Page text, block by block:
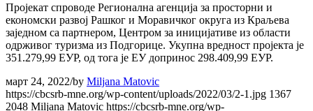
Пројекат спроводе Регионална агенција за просторни и
економски развој Рашког и Моравичког округа из Краљева
заједном са партнером, Центром за иницијативе из области
одрживог туризма из Подгорице. Укупна вредност пројекта је
351.279,99 ЕУР, од тога је ЕУ допринос 298.409,99 ЕУР.
март 24, 2022/by Miljana Matovic
https://cbcsrb-mne.org/wp-content/uploads/2022/03/2-1.jpg 1367
2048 Miljana Matovic https://cbcsrb-mne.org/wp-